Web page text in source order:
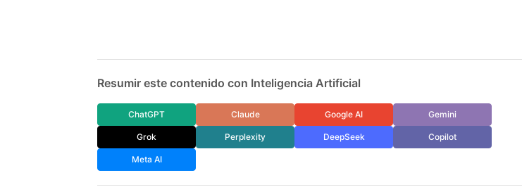
Resumir este contenido con Inteligencia Artificial
ChatGPT Claude Google AI Gemini
Grok Perplexity DeepSeek Copilot
Meta AI